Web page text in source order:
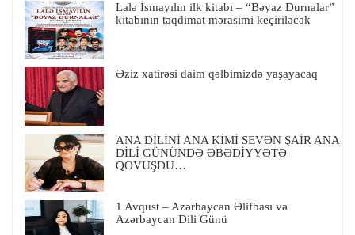
Lalə İsmayılın ilk kitabı – “Bəyaz Durnalar”
kitabının təqdimat mərasimi keçiriləcək
Əziz xatirəsi daim qəlbimizdə yaşayacaq
ANA DİLİNİ ANA KİMİ SEVƏN ŞAİR ANA
DİLİ GÜNÜNDƏ ƏBƏDİYYƏTƏ
QOVUŞDU…
1 Avqust – Azərbaycan Əlifbası və
Azərbaycan Dili Günü